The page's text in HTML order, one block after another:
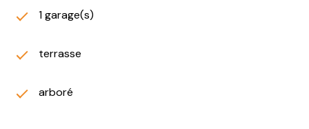
1 garage(s)
terrasse
arboré